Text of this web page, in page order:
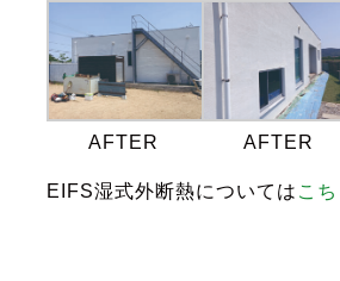
AFTER AFTER
EIFS湿式外断熱については こち